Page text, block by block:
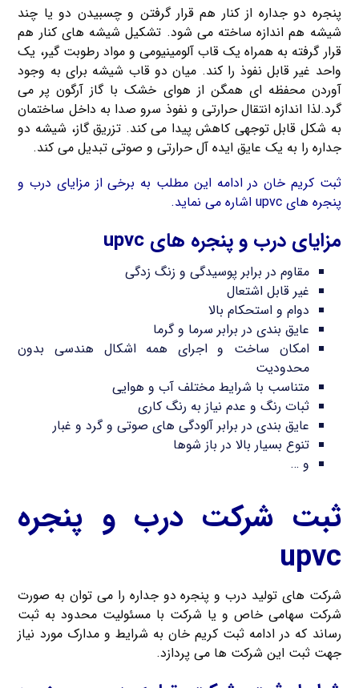
پنجره دو جداره از کنار هم قرار گرفتن و چسبیدن دو یا چند
شیشه هم اندازه ساخته می شود. تشکیل شیشه های کنار هم
قرار گرفته به همراه یک قاب آلومینیومی و مواد رطوبت گیر، یک
واحد غیر قابل نفوذ را کند. میان دو قاب شیشه برای به وجود
آوردن محفظه ای همگن از هوای خشک با گاز آرگون پر می
گرد.لذا اندازه انتقال حرارتی و نفوذ سرو صدا به داخل ساختمان
به شکل قابل توجهی کاهش پیدا می کند. تزریق گاز، شیشه دو
جداره را به یک عایق ایده آل حرارتی و صوتی تبدیل می کند.
ثبت کریم خان در ادامه این مطلب به برخی از مزایای درب و
پنجره های upvc اشاره می نماید.
مزایای درب و پنجره های upvc
مقاوم در برابر پوسیدگی و زنگ زدگی
غیر قابل اشتعال
دوام و استحکام بالا
عایق بندی در برابر سرما و گرما
امکان ساخت و اجرای همه اشکال هندسی بدون
محدودیت
متناسب با شرایط مختلف آب و هوایی
ثبات رنگ و عدم نیاز به رنگ کاری
عایق بندی در برابر آلودگی های صوتی و گرد و غبار
تنوع بسیار بالا در باز شوها
و …
ثبت شرکت درب و پنجره
upvc
شرکت های تولید درب و پنجره دو جداره را می توان به صورت
شرکت سهامی خاص و یا شرکت با مسئولیت محدود به ثبت
رساند که در ادامه ثبت کریم خان به شرایط و مدارک مورد نیاز
جهت ثبت این شرکت ها می پردازد.